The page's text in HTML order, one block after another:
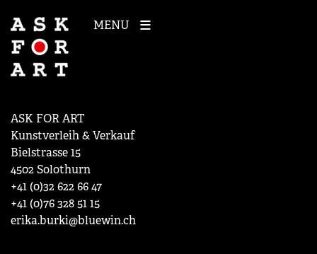
MENU
ASK FOR ART
Kunstverleih & Verkauf
Bielstrasse 15
4502 Solothurn
+41 (0)32 622 66 47
+41 (0)76 328 51 15
erika.burki@bluewin.ch